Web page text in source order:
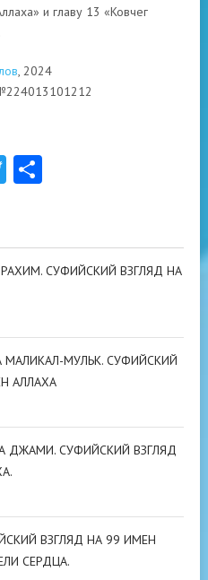
и главу 13 «Ковчег
, 2024
Twitter
СУФИЙСКИЙ ВЗГЛЯД НА
МАЛИКАЛ-МУЛЬК. СУФИЙСКИЙ
АЛЛАХА
ДЖАМИ. СУФИЙСКИЙ ВЗГЛЯД
ВЗГЛЯД НА 99 ИМЕН
СЕРДЦА.